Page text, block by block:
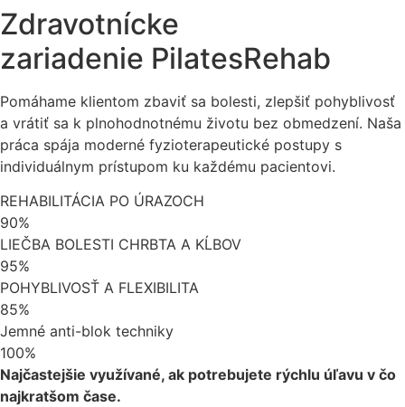
Zdravotnícke
zariadenie PilatesRehab
Pomáhame klientom zbaviť sa bolesti, zlepšiť pohyblivosť
a vrátiť sa k plnohodnotnému životu bez obmedzení. Naša
práca spája moderné fyzioterapeutické postupy s
individuálnym prístupom ku každému pacientovi.
REHABILITÁCIA PO ÚRAZOCH
90%
LIEČBA BOLESTI CHRBTA A KĹBOV
95%
POHYBLIVOSŤ A FLEXIBILITA
85%
Jemné anti-blok techniky
100%
Najčastejšie využívané, ak potrebujete rýchlu úľavu v čo
najkratšom čase.